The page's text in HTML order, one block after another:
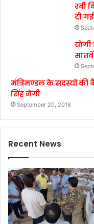
रबी
दी
मंत्रिमण्डल के सदस्यों की
सिंह नेगी
September 20, 2018
Recent News